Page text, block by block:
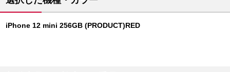
iPhone 12 mini 256GB (PRODUCT)RED